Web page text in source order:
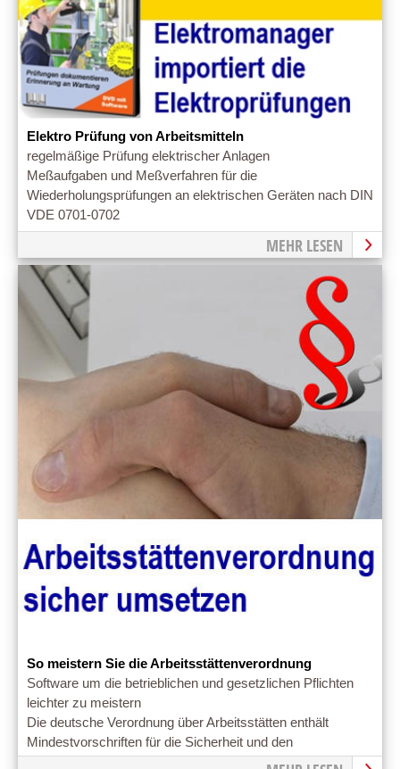
Elektro Prüfung von Arbeitsmitteln
regelmäßige Prüfung elektrischer Anlagen
Meßaufgaben und Meßverfahren für die
Wiederholungsprüfungen an elektrischen Geräten nach DIN
VDE 0701-0702
MEHR LESEN
So meistern Sie die Arbeitsstättenverordnung
Software um die betrieblichen und gesetzlichen Pflichten
leichter zu meistern
Die deutsche Verordnung über Arbeitsstätten enthält
Mindestvorschriften für die Sicherheit und den
Gesundheitsschutz der Beschäftigten beim Einrichten und